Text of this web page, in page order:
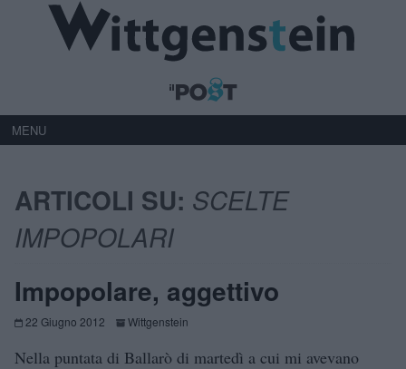
MENU
ARTICOLI SU: SCELTE
IMPOPOLARI
Impopolare, aggettivo
22 Giugno 2012 Wittgenstein
Nella puntata di Ballarò di martedì a cui mi avevano